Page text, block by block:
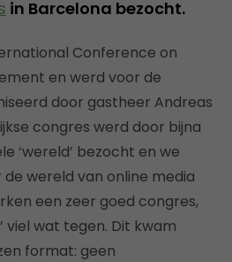
in Barcelona bezocht.
Conference on
en werd voor de
door gastheer Andreas
congres werd door bijna
‘wereld’ bezocht en we
wereld van online media
een zeer goed congres,
viel wat tegen. Dit kwam
format: geen